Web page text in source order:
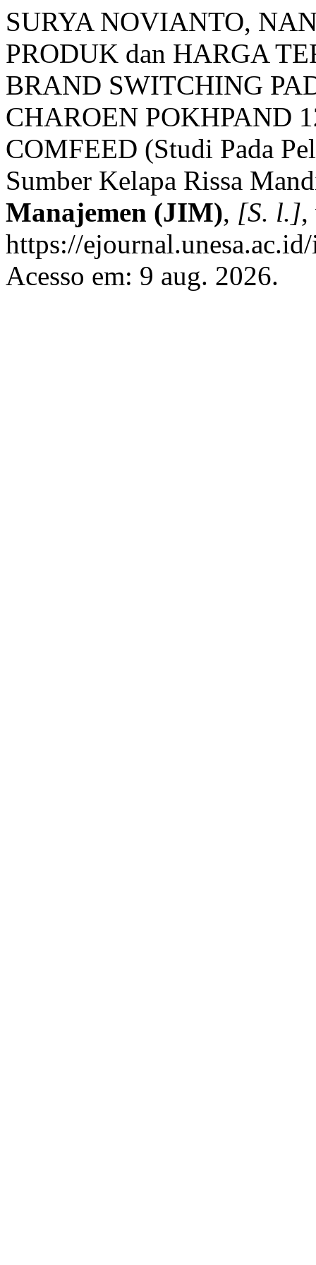
SURYA NOVIANTO,
PRODUK dan HARGA
BRAND SWITCHING
CHAROEN POKHPAND
COMFEED (Studi Pada
Sumber Kelapa Rissa
Manajemen (JIM), [S. l.],
https://
Acesso em: 9 aug. 2026.